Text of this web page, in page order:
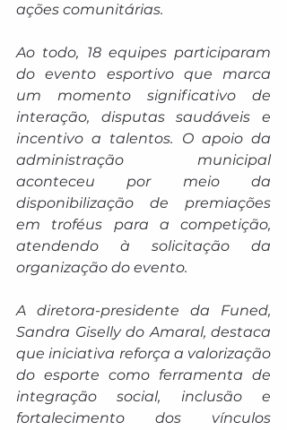
ações comunitárias.
Ao todo, 18 equipes participaram
do evento esportivo que marca
um momento significativo de
interação, disputas saudáveis e
incentivo a talentos. O apoio da
administração municipal
aconteceu por meio da
disponibilização de premiações
em troféus para a competição,
atendendo à solicitação da
organização do evento.
A diretora-presidente da Funed,
Sandra Giselly do Amaral, destaca
que iniciativa reforça a valorização
do esporte como ferramenta de
integração social, inclusão e
fortalecimento dos vínculos